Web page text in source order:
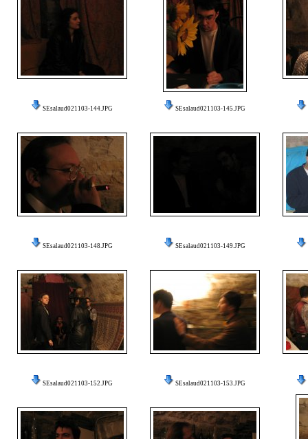
SEsalaud021103-144.JPG SEsalaud021103-145.JPG
SEsalaud021103-148.JPG SEsalaud021103-149.JPG
SEsalaud021103-152.JPG SEsalaud021103-153.JPG